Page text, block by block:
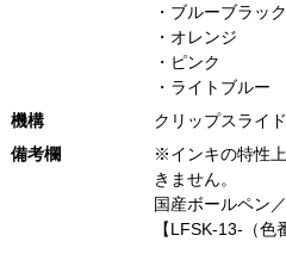
・ブルーブラック
・オレンジ
・ピンク
・ライトブルー
機構
クリップスライ
備考欄
※インキの特性
きません。
国産ボールペン
【LFSK-13-（色